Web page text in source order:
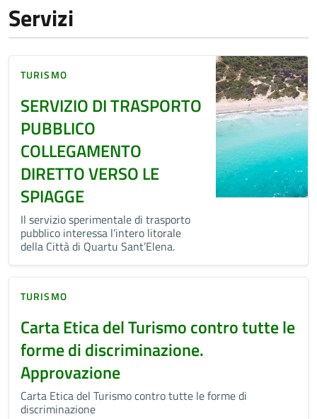
Servizi
TURISMO
SERVIZIO DI TRASPORTO
PUBBLICO
COLLEGAMENTO
DIRETTO VERSO LE
SPIAGGE
Il servizio sperimentale di trasporto
pubblico interessa l’intero litorale
della Città di Quartu Sant’Elena.
TURISMO
Carta Etica del Turismo contro tutte le
forme di discriminazione.
Approvazione
Carta Etica del Turismo contro tutte le forme di
discriminazione